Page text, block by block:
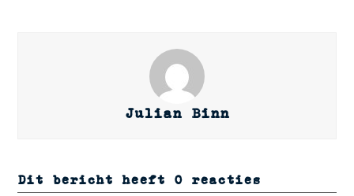
Julian Binn
Dit bericht heeft 0 reacties